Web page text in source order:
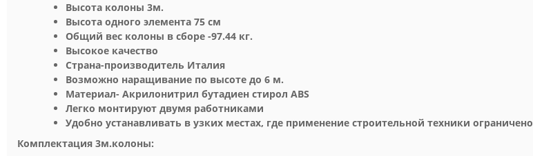
Высота колоны 3м.
Высота одного элемента 75 см
Общий вес колоны в сборе -97.44 кг.
Высокое качество
Страна-производитель Италия
Возможно наращивание по высоте до 6 м.
Материал- Акрилонитрил бутадиен стирол ABS
Легко монтируют двумя работниками
Удобно устанавливать в узких местах, где применение строительной техники ограничено
Комплектация 3м.колоны: